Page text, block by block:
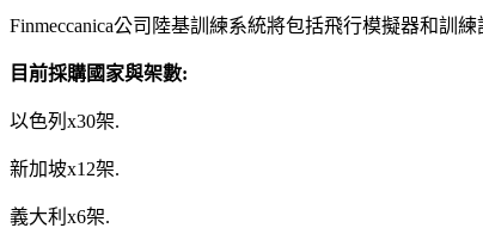
Finmeccanica公司陸基訓練系統將包括飛行模擬器和訓練
目前採購國家與架數:
以色列x30架.
新加坡x12架.
義大利x6架.